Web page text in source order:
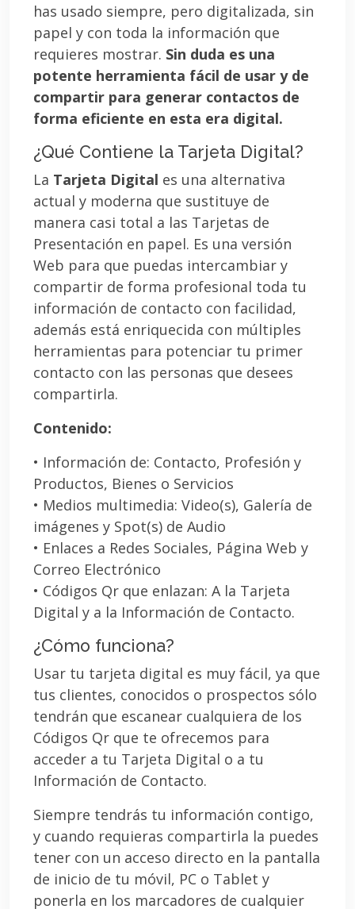
has usado siempre, pero digitalizada, sin
papel y con toda la información que
requieres mostrar. Sin duda es una
potente herramienta fácil de usar y de
compartir para generar contactos de
forma eficiente en esta era digital.
¿Qué Contiene la Tarjeta Digital?
La Tarjeta Digital es una alternativa
actual y moderna que sustituye de
manera casi total a las Tarjetas de
Presentación en papel. Es una versión
Web para que puedas intercambiar y
compartir de forma profesional toda tu
información de contacto con facilidad,
además está enriquecida con múltiples
herramientas para potenciar tu primer
contacto con las personas que desees
compartirla.
Contenido:
• Información de: Contacto, Profesión y
Productos, Bienes o Servicios
• Medios multimedia: Video(s), Galería de
imágenes y Spot(s) de Audio
• Enlaces a Redes Sociales, Página Web y
Correo Electrónico
• Códigos Qr que enlazan: A la Tarjeta
Digital y a la Información de Contacto.
¿Cómo funciona?
Usar tu tarjeta digital es muy fácil, ya que
tus clientes, conocidos o prospectos sólo
tendrán que escanear cualquiera de los
Códigos Qr que te ofrecemos para
acceder a tu Tarjeta Digital o a tu
Información de Contacto.
Siempre tendrás tu información contigo,
y cuando requieras compartirla la puedes
tener con un acceso directo en la pantalla
de inicio de tu móvil, PC o Tablet y
ponerla en los marcadores de cualquier